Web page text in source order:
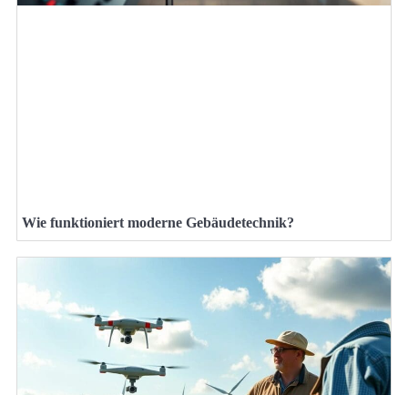
Wie funktioniert moderne Gebäudetechnik?